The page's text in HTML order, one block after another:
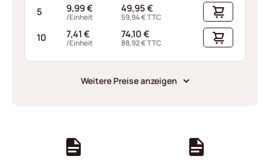
5 9,99€
/Einheit
49,95€
59,94€TTC
10 7,41€
/Einheit
74,10€
88,92€TTC
Weitere Preise anzeigen